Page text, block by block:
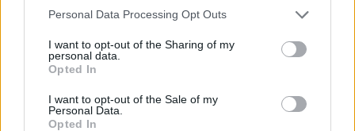
Personal Data Processing Opt Outs
I want to opt-out of the Sharing of my
personal data.
Opted In
I want to opt-out of the Sale of my
Personal Data.
Opted In
A Howard’s Folly, em Estremoz, recebe a exposição Student Prize
5 Agosto, 2026 - 19:00